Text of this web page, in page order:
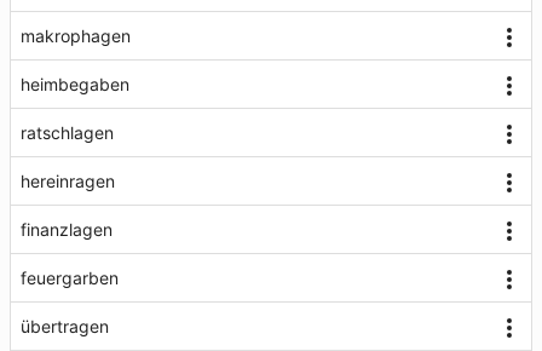
makrophagen
heimbegaben
ratschlagen
hereinragen
finanzlagen
feuergarben
übertragen